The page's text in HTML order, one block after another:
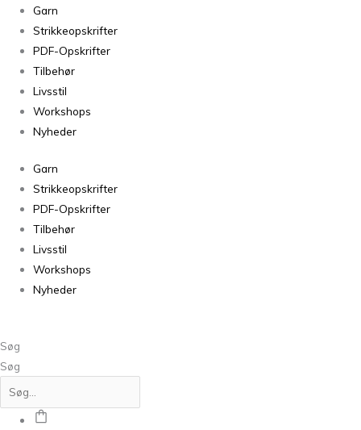
Garn
Strikkeopskrifter
PDF-Opskrifter
Tilbehør
Livsstil
Workshops
Nyheder
Garn
Strikkeopskrifter
PDF-Opskrifter
Tilbehør
Livsstil
Workshops
Nyheder
Søg
Søg
Snefnug
Mahogni
7783
antal